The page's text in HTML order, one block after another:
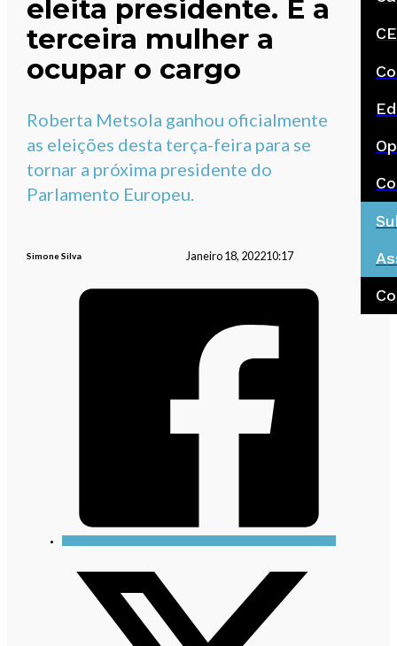
eleita presidente. É a
terceira mulher a
ocupar o cargo
Roberta Metsola ganhou oficialmente
as eleições desta terça-feira para se
tornar a próxima presidente do
Parlamento Europeu.
Simone Silva Janeiro 18, 202210:17